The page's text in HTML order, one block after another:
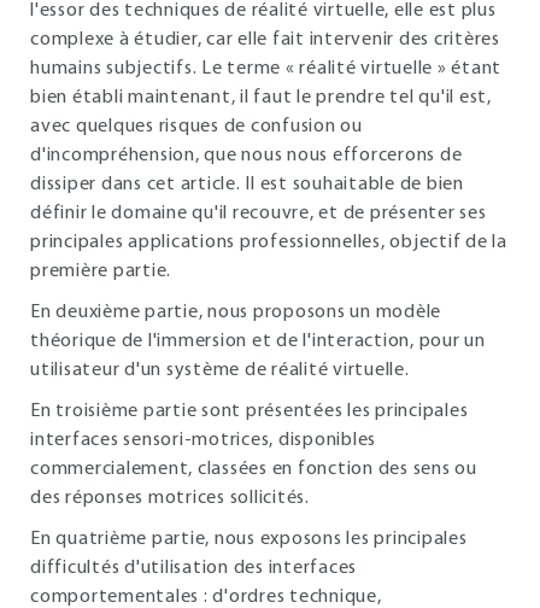
l'essor des techniques de réalité virtuelle, elle est plus
complexe à étudier, car elle fait intervenir des critères
humains subjectifs. Le terme « réalité virtuelle » étant
bien établi maintenant, il faut le prendre tel qu'il est,
avec quelques risques de confusion ou
d'incompréhension, que nous nous efforcerons de
dissiper dans cet article. Il est souhaitable de bien
définir le domaine qu'il recouvre, et de présenter ses
principales applications professionnelles, objectif de la
première partie.
En deuxième partie, nous proposons un modèle
théorique de l'immersion et de l'interaction, pour un
utilisateur d'un système de réalité virtuelle.
En troisième partie sont présentées les principales
interfaces sensori-motrices, disponibles
commercialement, classées en fonction des sens ou
des réponses motrices sollicités.
En quatrième partie, nous exposons les principales
difficultés d'utilisation des interfaces
comportementales : d'ordres technique,